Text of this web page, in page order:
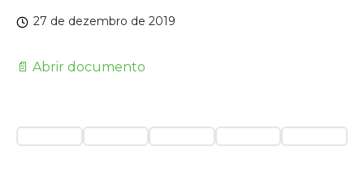
27 de dezembro de 2019
📄 Abrir documento